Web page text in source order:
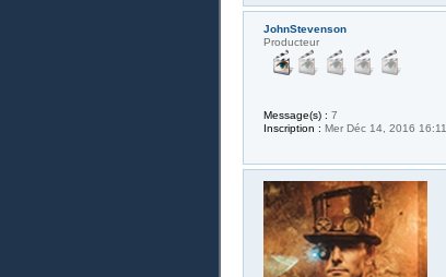
JohnStevenson
Producteur
Message(s) : 7
Inscription : Mer Déc 14, 2016 16:11